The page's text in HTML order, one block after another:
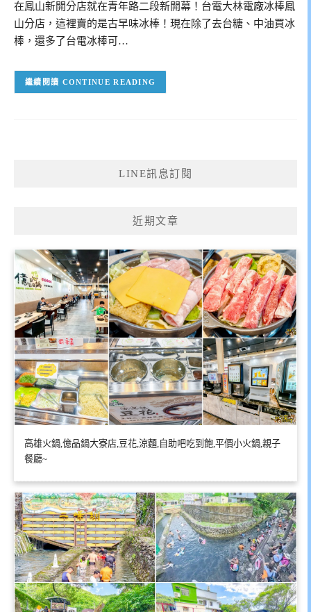
在鳳山新開分店就在青年路二段新開幕！台電大林電廠冰棒鳳
山分店，這裡賣的是古早味冰棒！現在除了去台糖、中油買冰
棒，還多了台電冰棒可…
CONTINUE READING
LINE訊息訂閱
近期文章
高雄火鍋,億品鍋大寮店,豆花,涼麵,自助吧吃到飽,平價小火鍋,親子
餐廳~